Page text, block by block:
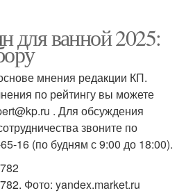
для ванной 2025:
мнения редакции КП.
по рейтингу вы можете
. Для обсуждения
звоните по
16 (по будням с 9:00 до 18:00).
Фото: yandex.market.ru